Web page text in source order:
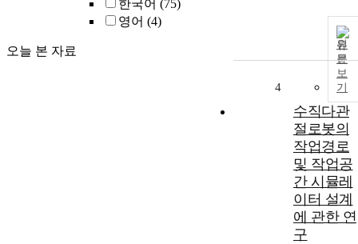
한국어 (75)
영어 (4)
오늘 본 자료
원
문
보
기
4
수직다관
절로봇의
작업경로
및 작업공
간 시뮬레
이터 설계
에 관한 연
구